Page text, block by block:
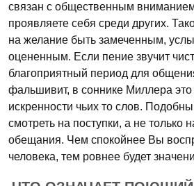
связан с общественным
проявляете себя среди других.
на желание быть замеченным,
оцененным. Если пение звучит
благоприятный период для
фальшивит, в соннике Миллера это
искренности чьих то слов.
смотреть на поступки, а не только
обещания. Чем спокойнее Вы
человека, тем ровнее будет